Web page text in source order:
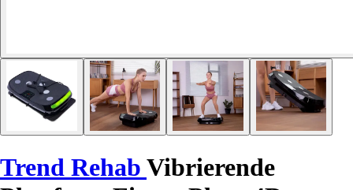
Trend Rehab Vibrierende